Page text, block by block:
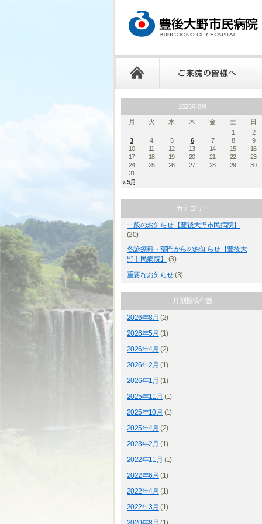
2026年8月
月 火 水 木 金 土 日
« 5月
1
2
3
4 5 6 7 8
9
10
11 12 13 14 15
16
17
18 19 20 21 22
23
24
25 26 27 28 29
30
31
カテゴリー
一般のお知らせ【豊後大野市民病院】
(20)
各診療科・部門からのお知らせ【豊後大
野市民病院】
(3)
重要なお知らせ(3)
月別投稿件数
2026年8月 (2)
2026年5月 (1)
2026年4月 (2)
2026年2月 (1)
2026年1月 (1)
2025年11月 (1)
2025年10月 (1)
2025年4月 (2)
2023年2月 (1)
2022年11月 (1)
2022年6月 (1)
2022年4月 (1)
2022年3月 (1)